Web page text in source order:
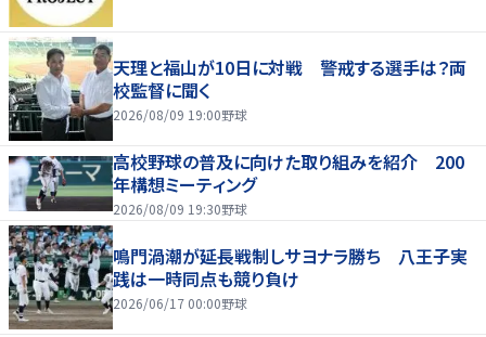
天理と福山が10日に対戦 警戒する選手は？両
校監督に聞く
2026/08/09 19:00野球
高校野球の普及に向けた取り組みを紹介 200
年構想ミーティング
2026/08/09 19:30野球
鳴門渦潮が延長戦制しサヨナラ勝ち 八王子実
践は一時同点も競り負け
2026/06/17 00:00野球